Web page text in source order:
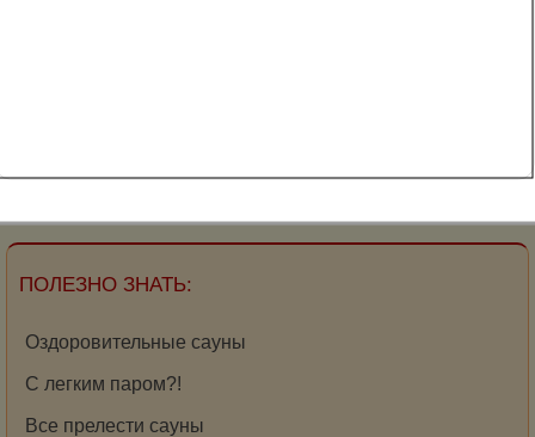
ПОЛЕЗНО ЗНАТЬ:
Оздоровительные сауны
С легким паром?!
Все прелести сауны